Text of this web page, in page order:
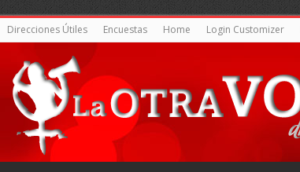
Direcciones Útiles Encuestas Home Login Customizer